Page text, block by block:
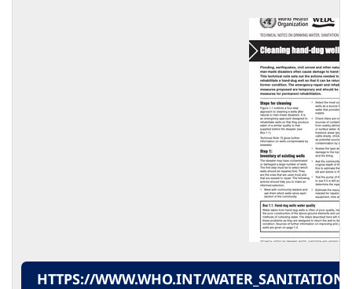
HTTPS://WWW.WHO.INT/